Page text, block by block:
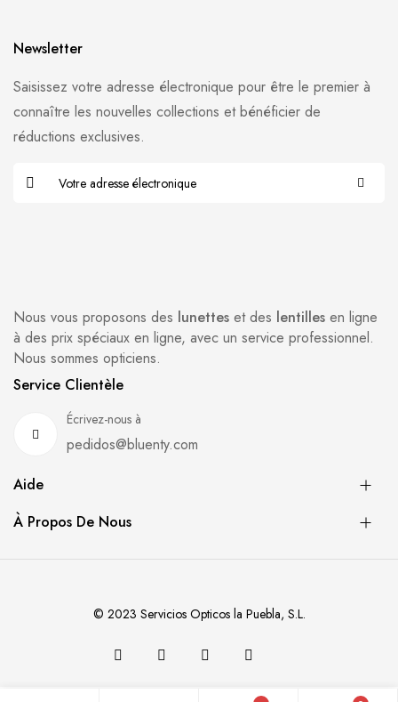
Nous vous proposons des lunettes et des lentilles en ligne
à des prix spéciaux en ligne, avec un service professionnel.
Nous sommes opticiens.
Service Clientèle
Écrivez-nous à
pedidos@bluenty.com
Aide
À Propos De Nous
Newsletter
Saisissez votre adresse électronique pour être le premier à
connaître les nouvelles collections et bénéficier de
réductions exclusives.
© 2023 Servicios Opticos la Puebla, S.L.